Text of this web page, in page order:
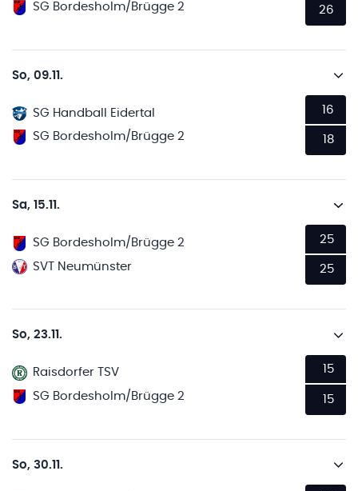
SG Bordesholm/Brügge 2
26
So, 09.11.
SG Handball Eidertal
SG Bordesholm/Brügge 2
16
18
Sa, 15.11.
SG Bordesholm/Brügge 2
SVT Neumünster
25
25
So, 23.11.
Raisdorfer TSV
SG Bordesholm/Brügge 2
15
15
So, 30.11.